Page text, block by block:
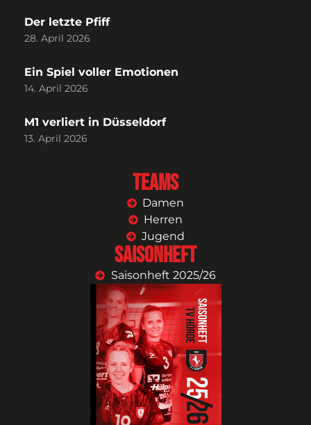
Der letzte Pfiff
28. April 2026
Ein Spiel voller Emotionen
14. April 2026
M1 verliert in Düsseldorf
13. April 2026
Teams
Damen
Herren
Jugend
Saisonheft
Saisonheft 2025/26